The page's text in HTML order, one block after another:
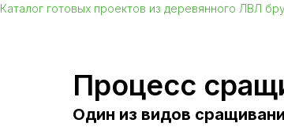
Каталог готовых проектов из деревянного ЛВЛ
Процесс
Один из видов